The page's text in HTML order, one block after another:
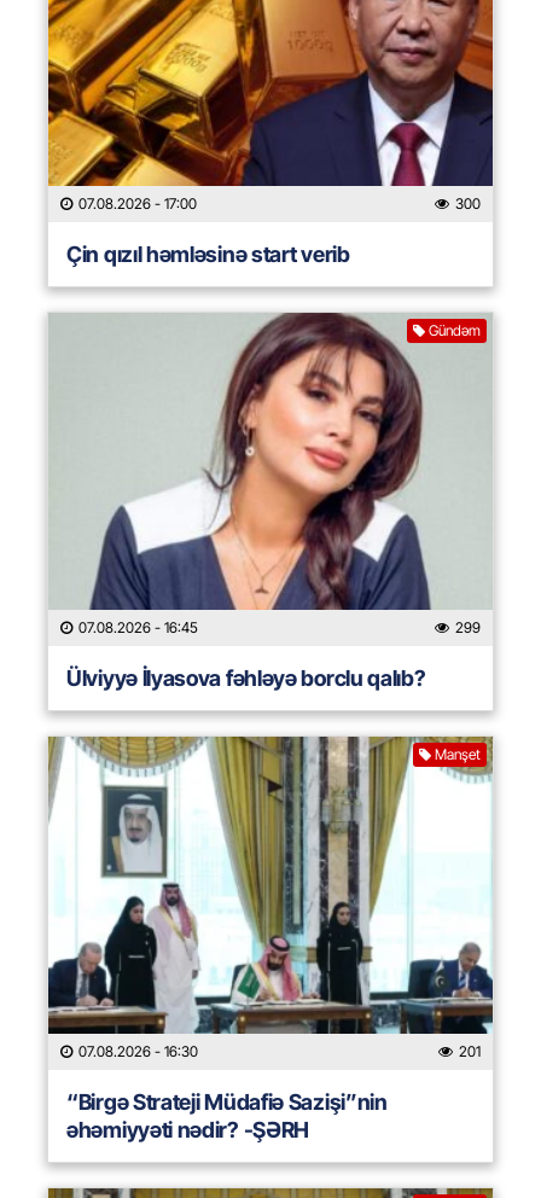
07.08.2026 - 17:00 300
Çin qızıl həmləsinə start verib
Gündəm
07.08.2026 - 16:45 299
Ülviyyə İlyasova fəhləyə borclu qalıb?
Manşet
07.08.2026 - 16:30 201
“Birgə Strateji Müdafiə Sazişi”nin
əhəmiyyəti nədir? -ŞƏRH